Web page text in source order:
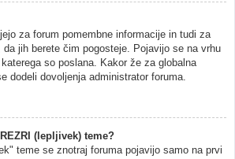
za forum pomembne informacije in tudi za
jih berete čim pogosteje. Pojavijo se na vrhu
so poslana. Kakor že za globalna
dodeli dovoljenja administrator foruma.
(lepljivek) teme?
teme se znotraj foruma pojavijo samo na prvi